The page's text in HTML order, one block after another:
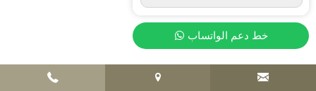
خط دعم الواتساب